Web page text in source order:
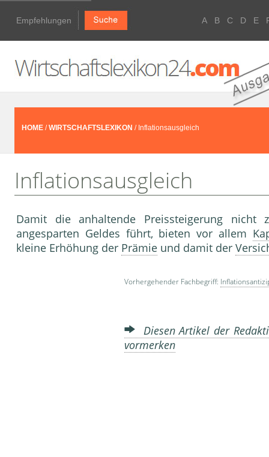
Empfehlungen A B C D E
HOME /WIRTSCHAFTSLEXIKON / Inflationsausgleich
Inflationsausgleich
Damit die anhaltende Preissteigerung
angesparten Geldes führt, bieten vor allem
kleine Erhöhung der Prämie und damit der
Vorhergehender Fachbegriff:
Diesen Artikel der
vormerken